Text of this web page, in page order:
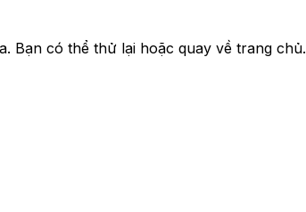
Bạn có thể thử lại hoặc quay về trang chủ.